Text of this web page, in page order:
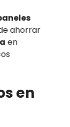
ahorrar
en
en